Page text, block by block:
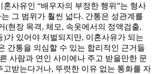
혼사유인 “배우자의 부정한 행위”는 형사
그 범위가 훨씬 넓다. 간통은 성관계를
(현장 목격, 체모, 속옷에서의 정액검출,
)가 있어야 처벌되지만, 이혼사유가 되는
간통을 의심할 수 있는 합리적인 근거들
사람과 연인 사이에나 주고 받을만한 문
고받는다거나, 뚜렷한 이유 없는 통화를 자